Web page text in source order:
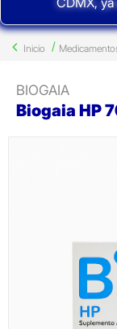
Inicio
BIOGAIA
Biogaia HP